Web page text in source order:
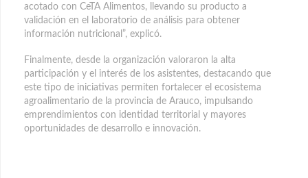
acotado con CeTA Alimentos, llevando su producto a
validación en el laboratorio de análisis para obtener
información nutricional”, explicó.
Finalmente, desde la organización valoraron la alta
participación y el interés de los asistentes, destacando que
este tipo de iniciativas permiten fortalecer el ecosistema
agroalimentario de la provincia de Arauco, impulsando
emprendimientos con identidad territorial y mayores
oportunidades de desarrollo e innovación.